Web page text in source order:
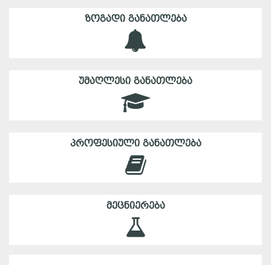
ᲖᲝᲒᲐᲓᲘ ᲒᲐᲜᲐᲗᲚᲔᲑᲐ
ᲣᲛᲐᲦᲚᲔᲡᲘ ᲒᲐᲜᲐᲗᲚᲔᲑᲐ
ᲞᲠᲝᲤᲔᲡᲘᲣᲚᲘ ᲒᲐᲜᲐᲗᲚᲔᲑᲐ
ᲛᲔᲪᲜᲘᲔᲠᲔᲑᲐ